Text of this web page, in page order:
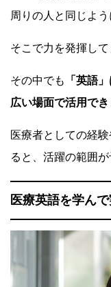
周りの人と同じよ
そこで力を発揮して
その中でも
「英語
広い場面で活用でき
医療者としての経
ると、活躍の範囲
医療英語を学ん